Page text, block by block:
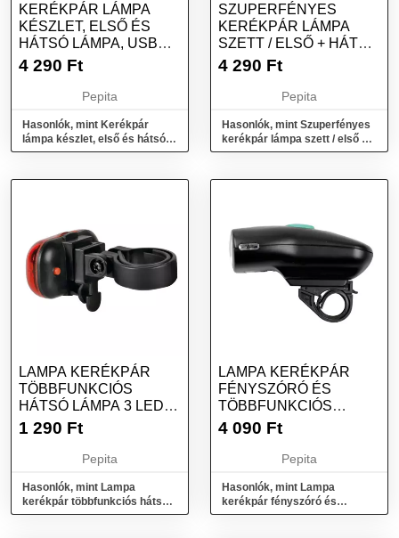
KERÉKPÁR LÁMPA
KÉSZLET, ELSŐ ÉS
HÁTSÓ LÁMPA, USB
TÖLTÉS, FEKETE
4 290 Ft
Pepita
Hasonlók, mint Kerékpár
lámpa készlet, első és hátsó
lámpa, USB töltés, fekete
SZUPERFÉNYES
KERÉKPÁR LÁMPA
SZETT / ELSŐ + HÁTSÓ
LÁMPA
4 290 Ft
Pepita
Hasonlók, mint Szuperfényes
kerékpár lámpa szett / első +
hátsó lámpa
LAMPA KERÉKPÁR
TÖBBFUNKCIÓS
HÁTSÓ LÁMPA 3 LED-
ES
1 290 Ft
Pepita
Hasonlók, mint Lampa
kerékpár többfunkciós hátsó
lámpa 3 LED-es
LAMPA KERÉKPÁR
FÉNYSZÓRÓ ÉS
TÖBBFUNKCIÓS
HÁTSÓ LÁMPA
4 090 Ft
Pepita
Hasonlók, mint Lampa
kerékpár fényszóró és
többfunkciós hátsó lámpa